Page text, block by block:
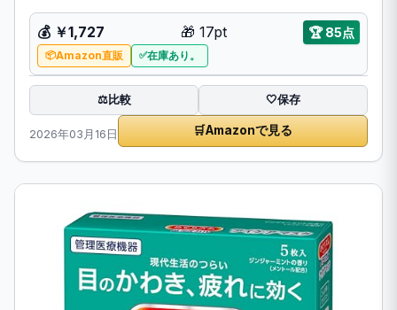
💰 ￥1,727 🎁 17pt 🏆85点
Amazon直販 在庫あり。
⚖️比較 🤍保存
2026年03月16日 🛒Amazonで見る